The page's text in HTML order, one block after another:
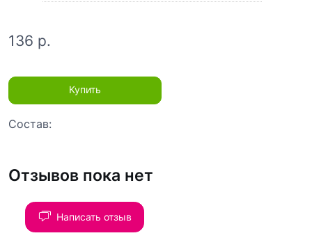
136 р.
Купить
Состав:
Отзывов пока нет
Написать отзыв